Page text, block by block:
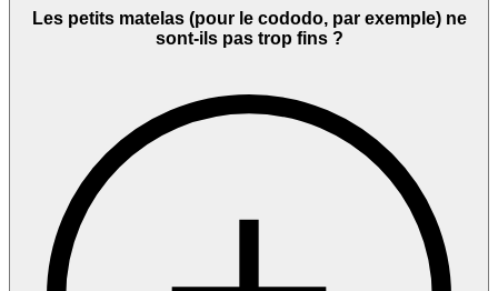
Les petits matelas (pour le cododo, par exemple) ne
sont-ils pas trop fins ?